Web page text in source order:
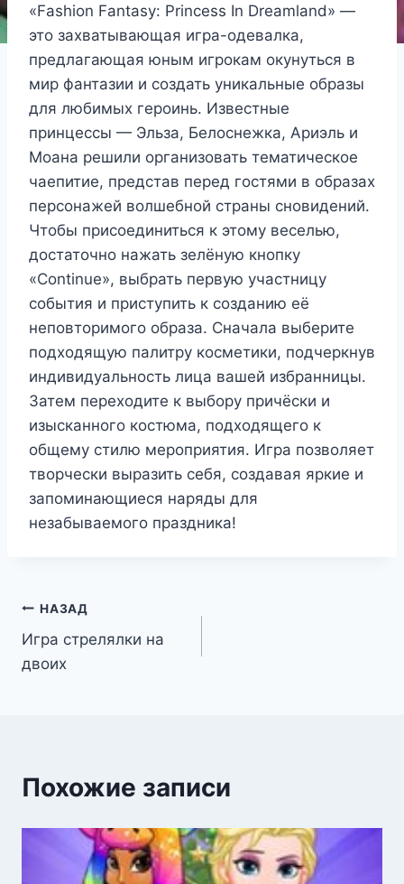
«Fashion Fantasy: Princess In Dreamland» —
это захватывающая игра-одевалка,
предлагающая юным игрокам окунуться в
мир фантазии и создать уникальные образы
для любимых героинь. Известные
принцессы — Эльза, Белоснежка, Ариэль и
Моана решили организовать тематическое
чаепитие, представ перед гостями в образах
персонажей волшебной страны сновидений.
Чтобы присоединиться к этому веселью,
достаточно нажать зелёную кнопку
«Continue», выбрать первую участницу
события и приступить к созданию её
неповторимого образа. Сначала выберите
подходящую палитру косметики, подчеркнув
индивидуальность лица вашей избранницы.
Затем переходите к выбору причёски и
изысканного костюма, подходящего к
общему стилю мероприятия. Игра позволяет
творчески выразить себя, создавая яркие и
запоминающиеся наряды для
незабываемого праздника!
Навигация
по
НАЗАД
Игра стрелялки на
двоих
Похожие записи